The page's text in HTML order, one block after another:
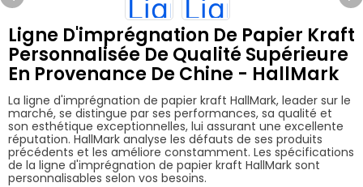
Ligne D'imprégnation De Papier Kraft
Personnalisée De Qualité Supérieure
En Provenance De Chine - HallMark
La ligne d'imprégnation de papier kraft HallMark, leader sur le
marché, se distingue par ses performances, sa qualité et
son esthétique exceptionnelles, lui assurant une excellente
réputation. HallMark analyse les défauts de ses produits
précédents et les améliore constamment. Les spécifications
de la ligne d'imprégnation de papier kraft HallMark sont
personnalisables selon vos besoins.